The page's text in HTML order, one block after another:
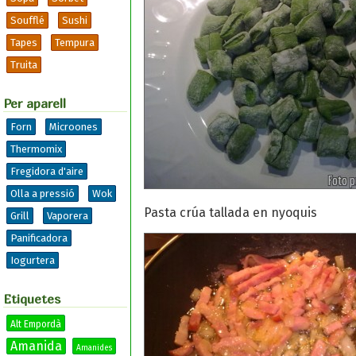
Soufflé
Sushi
Tapes
Tempura
Truita
Per aparell
Forn
Microones
Thermomix
Fregidora d'aire
Olla a pressió
Wok
Grill
Vaporera
Panificadora
Iogurtera
Etiquetes
Alt Empordà
Amanida Amanides
Pasta crúa tallada en nyoquis